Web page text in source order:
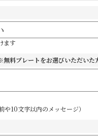
ます
料プレートをお選びいただいた
10文字以内のメッセージ）